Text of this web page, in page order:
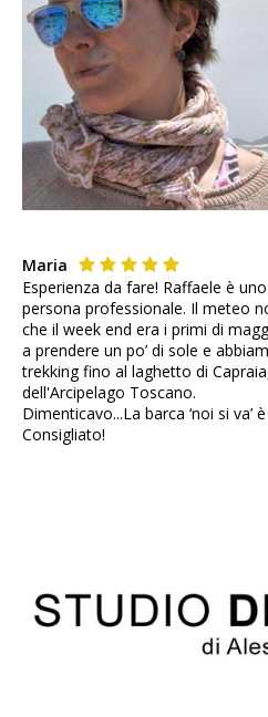
Maria
Esperienza da fare! Raffaele è
persona professionale. Il meteo
che il week end era i primi di
a prendere un po’ di sole e
trekking fino al laghetto di
dell'Arcipelago Toscano.
Dimenticavo...La barca ‘noi si
Consigliato!